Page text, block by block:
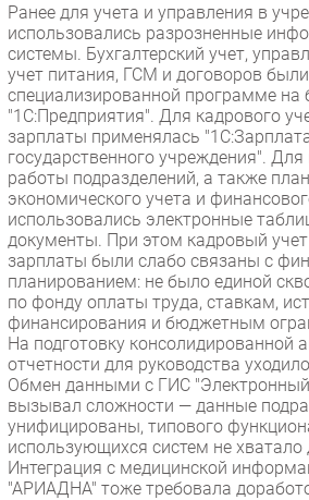
Ранее для учета и управления в
использовались разрозненные
системы. Бухгалтерский учет,
учет питания, ГСМ и договоров
специализированной программе на
"1С:Предприятия". Для кадрового
зарплаты применялась
государственного учреждения".
работы подразделений, а также
экономического учета и
использовались электронные
документы. При этом кадровый
зарплаты были слабо связаны с
планированием: не было единой
по фонду оплаты труда, ставкам,
финансирования и бюджетным
На подготовку консолидированной
отчетности для руководства
Обмен данными с ГИС
вызывал сложности — данные
унифицированы, типового
использующихся систем не хватало
Интеграция с медицинской
"АРИАДНА" тоже требовала